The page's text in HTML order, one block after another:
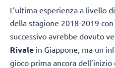
L’ultima esperienza a livello
della stagione 2018-2019 con
successivo avrebbe dovuto
Rivale in Giappone, ma un
gioco prima ancora